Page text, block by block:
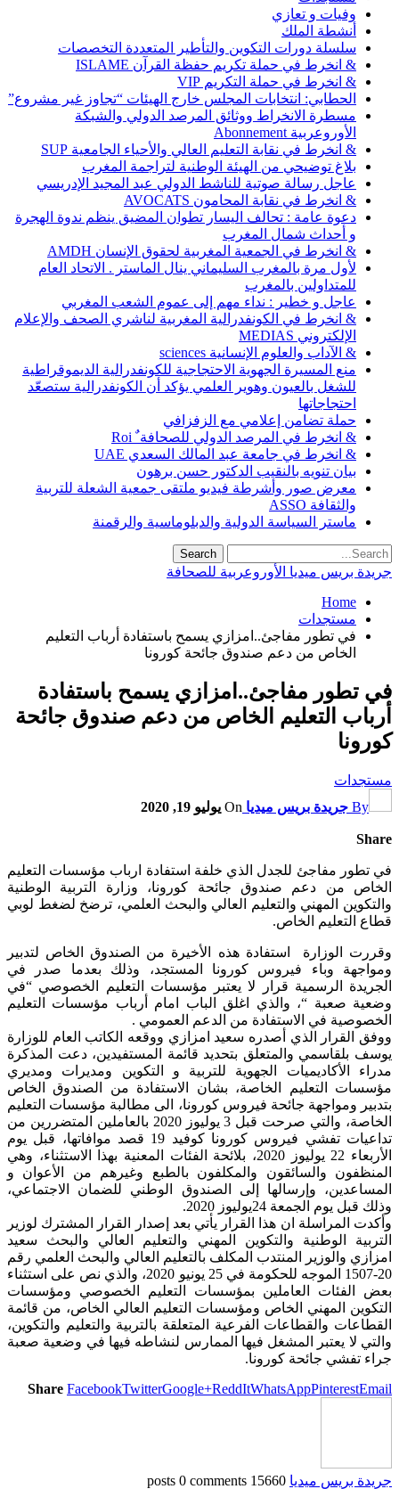
وفيات و تعازي
أنشطة الملك
سلسلة دورات التكوين والتأطير المتعددة التخصصات
& انخرط في حملة تكريم حفظة القرآن ISLAME
& انخرط في حملة التكريم VIP
الحطابي: انتخابات المجلس خارج الهيئات “تجاوز غير مشروع”
مسطرة الانخراط ووثائق المرصد الدولي والشبكة
الأوروعربية Abonnement
& انخرط في نقابة التعليم العالي والأحياء الجامعية SUP
بلاغ توضيحي من الهيئة الوطنية لتراجمة المغرب
عاجل رسالة صوتية للناشط الدولي عبد المجيد الإدريسي
& انخرط في نقابة المحامون AVOCATS
دعوة عامة : تحالف اليسار تطوان المضيق ينظم ندوة الهجرة
و أحداث شمال المغرب
& انخرط في الجمعية المغربية لحقوق الإنسان AMDH
لأول مرة بالمغرب السليماني ينال الماستر . الاتحاد العام
للمتداولين بالمغرب
عاجل و خطير : نداء مهم إلى عموم الشعب المغربي
& انخرط في الكونفدرالية المغربية لناشري الصحف والإعلام
الإلكتروني MEDIAS
& الآداب والعلوم الإنسانية sciences
منع المسيرة الجهوية الاحتجاجية للكونفدرالية الديموقراطية
للشغل بالعيون وهوير العلمي يؤكد أن الكونفدرالية ستصعّد
احتجاجاتها
حملة تضامن إعلامي مع الزفزافي
& انخرط في المرصد الدولي للصحافة ٌ Roi
& انخرط في جامعة عبد المالك السعدي UAE
بيان تنويه بالنقيب الدكتور حسن برهون
معرض صور وأشرطة فيديو ملتقى جمعية الشعلة للتربية
والثقافة ASSO
ماستر السياسة الدولية والدبلوماسية والرقمنة
جريدة بريس ميديا الأوروعربية للصحافة
Home
مستجدات
في تطور مفاجئ..امزازي يسمح باستفادة أرباب التعليم
الخاص من دعم صندوق جائحة كورونا
في تطور مفاجئ..امزازي يسمح باستفادة
أرباب التعليم الخاص من دعم صندوق جائحة
كورونا
مستجدات
By جريدة بريس ميديا On يوليو 19, 2020
Share
في تطور مفاجئ للجدل الذي خلفة استفادة ارباب مؤسسات التعليم
الخاص من دعم صندوق جائحة كورونا، وزارة التربية الوطنية
والتكوين المهني والتعليم العالي والبحث العلمي، ترضخ لضغط لوبي
قطاع التعليم الخاص.
وقررت الوزارة استفادة هذه الأخيرة من الصندوق الخاص لتدبير
ومواجهة وباء فيروس كورونا المستجد، وذلك بعدما صدر في
الجريدة الرسمية قرار لا يعتبر مؤسسات التعليم الخصوصي “في
وضعية صعبة “، والذي اغلق الباب امام أرباب مؤسسات التعليم
الخصوصية في الاستفادة من الدعم العمومي .
ووفق القرار الذي أصدره سعيد امزازي ووقعه الكاتب العام للوزارة
يوسف بلقاسمي والمتعلق بتحديد قائمة المستفيدين، دعت المذكرة
مدراء الأكاديميات الجهوية للتربية و التكوين ومديرات ومديري
مؤسسات التعليم الخاصة، بشان الاستفادة من الصندوق الخاص
بتدبير ومواجهة جائحة فيروس كورونا، الى مطالبة مؤسسات التعليم
الخاصة، والتي صرحت قبل 3 يوليوز 2020 بالعاملين المتضررين من
تداعيات تفشي فيروس كورونا كوفيد 19 قصد موافاتها، قبل يوم
الأربعاء 22 يوليوز 2020، بلائحة الفئات المعنية بهذا الاستثناء، وهي
المنظفون والسائقون والمكلفون بالطبع وغيرهم من الأعوان و
المساعدين، وإرسالها إلى الصندوق الوطني للضمان الاجتماعي،
وذلك قبل يوم الجمعة 24يوليوز 2020.
وأكدت المراسلة ان هذا القرار يأتي بعد إصدار القرار المشترك لوزير
التربية الوطنية والتكوين المهني والتعليم العالي والبحث سعيد
امزازي والوزير المنتدب المكلف بالتعليم العالي والبحث العلمي رقم
20-1507 الموجه للحكومة في 25 يونيو 2020، والذي نص على استثناء
بعض الفئات العاملين بمؤسسات التعليم الخصوصي ومؤسسات
التكوين المهني الخاص ومؤسسات التعليم العالي الخاص، من قائمة
القطاعات والقطاعات الفرعية المتعلقة بالتربية والتعليم والتكوين،
والتي لا يعتبر المشغل فيها الممارس لنشاطه فيها في وضعية صعبة
جراء تفشي جائحة كورونا.
Share FacebookTwitterGoogle+ReddItWhatsAppPinterestEmail
جريدة بريس ميديا 15660 posts
0 comments